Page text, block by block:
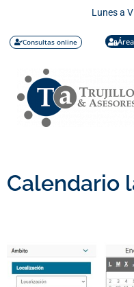
Lunes a
Consultas online
Calendario